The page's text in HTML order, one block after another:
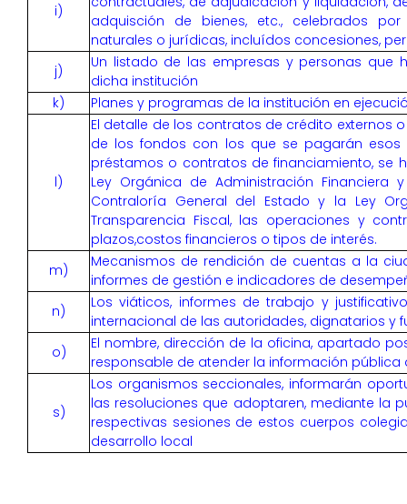
i)
adquisción de bienes, etc., celebrados
naturales o jurídicas, incluídos concesiones,
j)
Un listado de las empresas y personas que
dicha institución
k)
Planes y programas de la institución en
l)
El detalle de los contratos de crédito externos
de los fondos con los que se pagarán
préstamos o contratos de financiamiento, se
Ley Orgánica de Administración Financiera
Contraloría General del Estado y la Ley
Transparencia Fiscal, las operaciones y
plazos,costos financieros o tipos de interés.
m)
Mecanismos de rendición de cuentas a la
informes de gestión e indicadores de
n)
Los viáticos, informes de trabajo y
internacional de las autoridades, dignatarios y
o)
El nombre, dirección de la oficina, apartado
responsable de atender la información pública
s)
Los organismos seccionales, informarán
las resoluciones que adoptaren, mediante la
respectivas sesiones de estos cuerpos
desarrollo local